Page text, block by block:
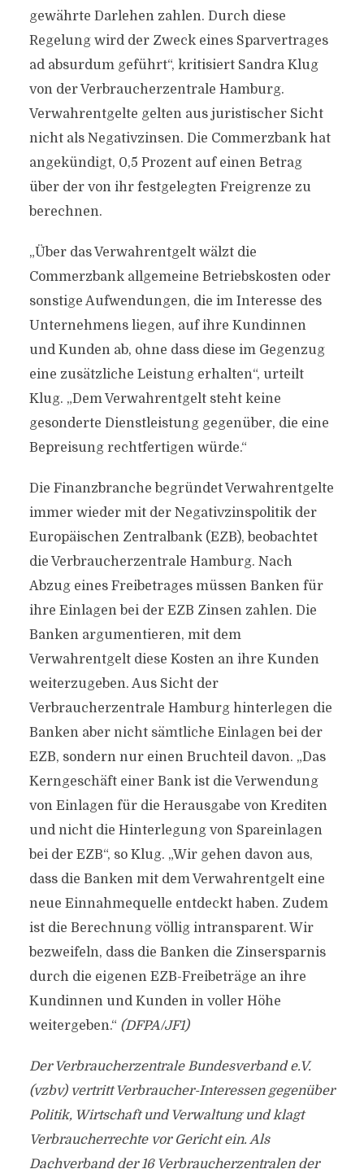
gewährte Darlehen zahlen. Durch diese
Regelung wird der Zweck eines Sparvertrages
ad absurdum geführt“, kritisiert Sandra Klug
von der Verbraucherzentrale Hamburg.
Verwahrentgelte gelten aus juristischer Sicht
nicht als Negativzinsen. Die Commerzbank hat
angekündigt, 0,5 Prozent auf einen Betrag
über der von ihr festgelegten Freigrenze zu
berechnen.
„Über das Verwahrentgelt wälzt die
Commerzbank allgemeine Betriebskosten oder
sonstige Aufwendungen, die im Interesse des
Unternehmens liegen, auf ihre Kundinnen
und Kunden ab, ohne dass diese im Gegenzug
eine zusätzliche Leistung erhalten“, urteilt
Klug. „Dem Verwahrentgelt steht keine
gesonderte Dienstleistung gegenüber, die eine
Bepreisung rechtfertigen würde.“
Die Finanzbranche begründet Verwahrentgelte
immer wieder mit der Negativzinspolitik der
Europäischen Zentralbank (EZB), beobachtet
die Verbraucherzentrale Hamburg. Nach
Abzug eines Freibetrages müssen Banken für
ihre Einlagen bei der EZB Zinsen zahlen. Die
Banken argumentieren, mit dem
Verwahrentgelt diese Kosten an ihre Kunden
weiterzugeben. Aus Sicht der
Verbraucherzentrale Hamburg hinterlegen die
Banken aber nicht sämtliche Einlagen bei der
EZB, sondern nur einen Bruchteil davon. „Das
Kerngeschäft einer Bank ist die Verwendung
von Einlagen für die Herausgabe von Krediten
und nicht die Hinterlegung von Spareinlagen
bei der EZB“, so Klug. „Wir gehen davon aus,
dass die Banken mit dem Verwahrentgelt eine
neue Einnahmequelle entdeckt haben. Zudem
ist die Berechnung völlig intransparent. Wir
bezweifeln, dass die Banken die Zinsersparnis
durch die eigenen EZB-Freibeträge an ihre
Kundinnen und Kunden in voller Höhe
weitergeben.“ (DFPA/JF1)
Der Verbraucherzentrale Bundesverband e.V.
(vzbv) vertritt Verbraucher-Interessen gegenüber
Politik, Wirtschaft und Verwaltung und klagt
Verbraucherrechte vor Gericht ein. Als
Dachverband der 16 Verbraucherzentralen der